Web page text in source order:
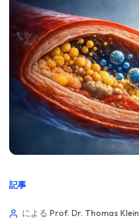
記事
による Prof. Dr. Thomas Klein